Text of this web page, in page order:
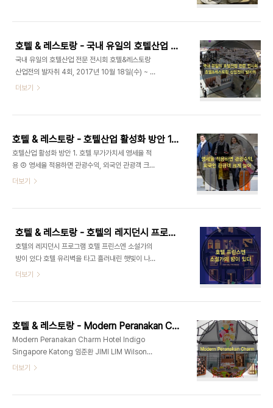
손 때 묻은 브루터스는 그가 이루고 싶은 작은 호텔,
공까지 3년여에 걸쳐 고심한 흔적이 세심하게 드러
난다. 전 객실별 최적의 디자인 공간 구성과 침구 선
택은 물론 특급호텔의 격에 맞는 조식 서비스, 고객의
편의를 도모하는 커뮤니티 공간, 남산 타워가 한눈에
보이는 피트니스 룸, 최첨단 시설과 고객의 동선을 고
에 충분하다. 뿐만 아니라 명동, 동대문, 광화문과도
호텔 & 레스토랑 - 국내 유일의 호텔산업 전문 전시회 호텔&레스토랑 산업전의 발자취
국내 유일의 호텔산업 전문 전시회 호텔&레스토랑
산업전의 발자취 4회, 2017년 10월 18일(수) ~ 21
일(토) 개최 국내외 호텔, 숙박산업은 물론 외식, 베
(수)~21일(토), 킨텍스에서 마련된다. 올해 4회를 맞
는 이번 전시회에는 이전전시회들보다 규모를 키워
참가 부스의 확대는 물론 컨퍼런스와 시상식 등 보다
다양한 부대 행사가 진행될 예정이다. 2014년 첫
회, 기대 이상의 선전 ‘호텔&레스토랑 산업전’이 처음
이상의 참관객이 방문해 내실 있는 전시회로 성공적
더보기
호텔 & 레스토랑 - 호텔산업 활성화 방안 1. 호텔 부가가치세 영세율 적용 ② 영세율 적용하면 관광수익, 외국인 관광객 크게 늘어
호텔산업 활성화 방안 1. 호텔 부가가치세 영세율 적
용 ② 영세율 적용하면 관광수익, 외국인 관광객 크
게 늘어 지난 호에서 호텔 외국인 부가가치세 영세율
할까? 관광호텔을 이용하는 외국인을 대상으로 숙박
비에 대한 부가가치세를 면제해 준다는 내용의 ‘외국
인 부가가치세 영세율 적용’ 문제가 호텔 산업에 중요
한 화두로 다시 떠올랐다. 지난 17년간 적용과 폐지
를 반복해 오던 영세율은 국내 관광산업 발전을 도모
가 다양해지면서 관광호텔은 경쟁력을 잃어가기 시
질의..
더보기
호텔 & 레스토랑 - 호텔의 레지던시 프로그램 호텔 프린스엔 소설가의 방이 있다
호텔의 레지던시 프로그램 호텔 프린스엔 소설가의
방이 있다 호텔 유리벽을 타고 흘러내린 햇빛이 나른
한 표정으로 골목을 채웠다. 체에 걸러낸 것처럼 잘고
텔 프린스. 명동에 있는 호텔이다. 그런데 얼마 전, 이
호텔 이름을 달고 책이 한 권 나왔다. 호텔 대표의 자
서전인가 싶지만 놀랍게도 소설집이다. 작가 여덟 명
의 단편이 왜 한 호텔 이름 아래 모였을까? 모든 건
프린스 호텔의 레지던시 프로그램, ‘소설 가의 방’에
법칙”, 은행나무, 2017, 184쪽 예술가에게 공간은
더보기
호텔 & 레스토랑 - Modern Peranakan Charm Hotel Indigo Singapore Katong
Modern Peranakan Charm Hotel Indigo
Singapore Katong 임준환 JIMI LIM Wilson
Associates, Designer 영국 런던예술대학원
더보기